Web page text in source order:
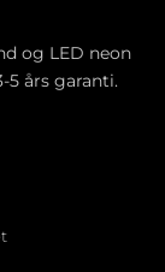
og LED neon
års garanti.